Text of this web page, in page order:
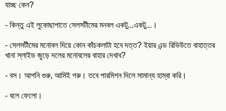
যাচ্ছ কেন?
- কিন্তু এই লুকোছাপাতে সেলসটীমের মনবল একটু...একটু...।
- সেলসটীমের মনোবল দিয়ে কোন কাঁচকলাটা হবে দত্ত? ইয়ার এন্ড রিভিউতে বাহাত্তর
খানা স্লাইড জুড়ে দলের মনোবলের বাহার দেখাব?
- বস। আপনি গুরু, আমিই গরু। তবে পারমিশন দিলে সামান্য হাম্বা করি।
- বলে ফেলো।